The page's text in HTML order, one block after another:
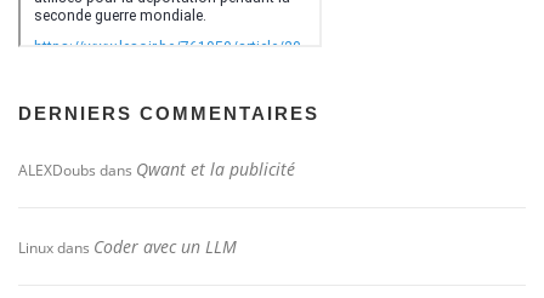
DERNIERS COMMENTAIRES
ALEXDoubs dans Qwant et la publicité
Linuxdans Coder avec un LLM